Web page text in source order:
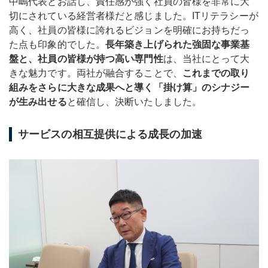
切にされている経営者様だと感じました。ITリテラシーが
高く、社員の皆様に誇れるビジョンを明確にお持ちだっ
た点も印象的でした。 長年築き上げられた強固な事業基
盤と、社員の皆様が持つ高い専門性は、当社にとって大
きな魅力です。両社が融合することで、
これまでの取り
組みをさらに大きな成果へと導く「掛け算」のシナジー
が生み出せると確信し、決断いたしました。
サービスの相互提供による成長の加速